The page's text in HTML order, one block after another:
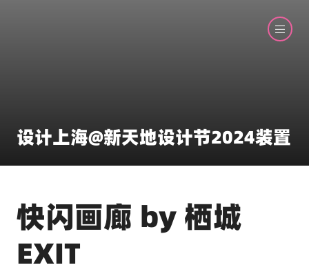
设计上海@新天地设计节2024装置
快闪画廊 by 栖城
EXIT